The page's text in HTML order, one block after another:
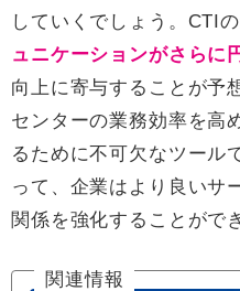
していくでしょう。CTIの
ュニケーションがさらに
向上に寄与することが予
センターの業務効率を高
るために不可欠なツール
って、企業はより良いサ
関係を強化することがで
関連情報